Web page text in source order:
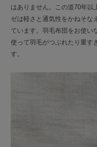
はありません。この道70年以
ゼは軽さと通気性をかねそな
ています。羽毛布団をお使い
使って羽毛がつぶれたり重す
す。